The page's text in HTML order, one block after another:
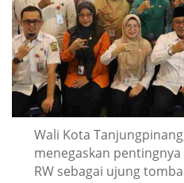
Wali Kota
menegaskan
RW sebagai ujung